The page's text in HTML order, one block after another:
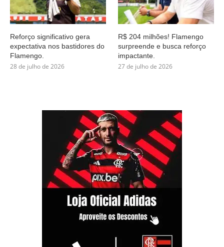
Reforço significativo gera
expectativa nos bastidores do
Flamengo.
28 de julho de 2026
R$ 204 milhões! Flamengo
surpreende e busca reforço
impactante.
27 de julho de 2026